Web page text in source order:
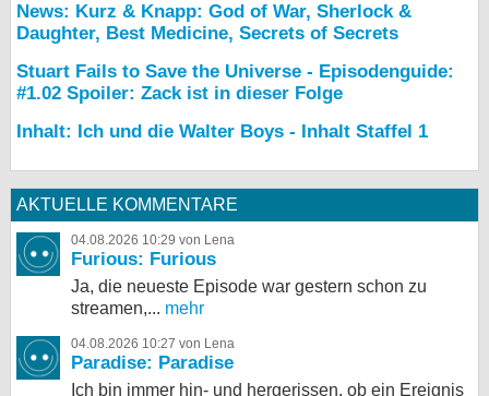
News: Kurz & Knapp: God of War, Sherlock &
Daughter, Best Medicine, Secrets of Secrets
Stuart Fails to Save the Universe - Episodenguide:
#1.02 Spoiler: Zack ist in dieser Folge
Inhalt: Ich und die Walter Boys - Inhalt Staffel 1
AKTUELLE KOMMENTARE
04.08.2026 10:29 von Lena
Furious: Furious
Ja, die neueste Episode war gestern schon zu
streamen,... mehr
04.08.2026 10:27 von Lena
Paradise: Paradise
Ich bin immer hin- und hergerissen, ob ein Ereignis